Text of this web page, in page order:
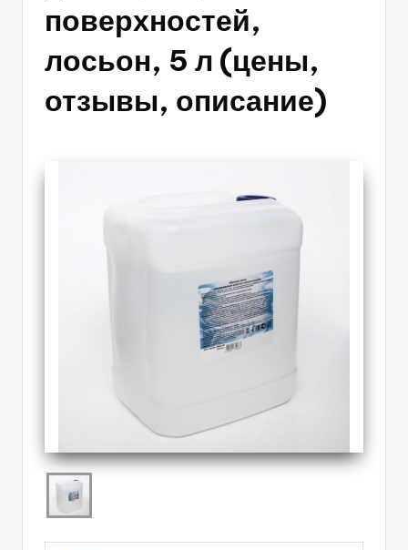
поверхностей,
лосьон, 5 л (цены,
отзывы, описание)